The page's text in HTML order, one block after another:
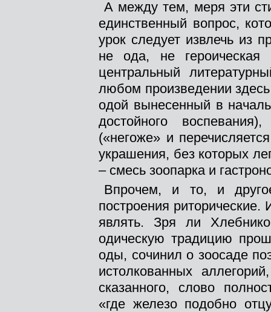
А между тем, меря эти
единственный вопрос,
урок следует извлечь из
не ода, не
центральный
любом произведении
одой вынесенный в
достойного
(«негоже» и
украшения, без которых
– смесь зоопарка и
Впрочем, и то, и
построения
являть. Зря ли
одическую традицию
оды, сочинил о зоосаде
истолкованных
сказанного, слово
«где железо подобно